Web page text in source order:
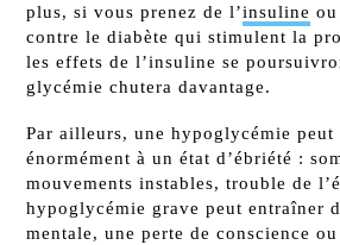
plus, si vous prenez de l’insuline ou
contre le diabète qui stimulent la
les effets de l’insuline se
glycémie chutera davantage.
Par ailleurs, une hypoglycémie peut
énormément à un état d’ébriété :
mouvements instables, trouble de
hypoglycémie grave peut entraîner
mentale, une perte de conscience